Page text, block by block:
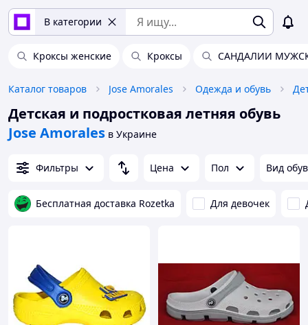
В категории
Кроксы женские Кроксы САНДАЛИИ
Каталог товаров Jose Amorales Одежда и обувь
Детская и подростковая летняя обувь
Jose Amorales в Украине
Фильтры Цена Пол Вид
Бесплатная доставка Rozetka Для девочек